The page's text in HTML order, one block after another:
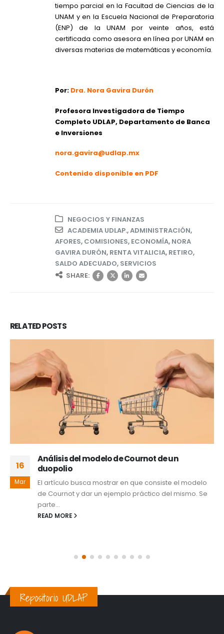
tiempo parcial en la Facultad de Ciencias de la
UNAM y en la Escuela Nacional de Preparatoria
(ENP) de la UNAM por veinte años, está
certificada como asesora en línea por UNAM en
diversas materias de matemáticas y economía.
Por: Dra. Nora Gavira Durón
Profesora Investigadora de Tiempo
Completo UDLAP, Departamento de Banca
e Inversiones
nora.gavira@udlap.mx
Contenido disponible en PDF
NEGOCIOS Y FINANZAS
ACADEMIA UDLAP.,ADMINISTRACIÓN,
AFORES, COMISIONES, ECONOMÍA, NORA
GAVIRA DURÓN, RENTA VITALICIA, RETIRO,
SALDO ADECUADO, SERVICIOS
SHARE:
RELATEDPOSTS
16
Mar
Análisis del modelo de Cournot de un
duopolio
El artículo busca mostrar en que consiste el modelo
de Cournot y dar un ejemplo práctico del mismo. Se
parte...
READ MORE
Repositorio UDLAP